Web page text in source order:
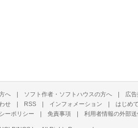
へ | ソフト作者・ソフトハウスの方へ | 広
せ | RSS | インフォメーション | はじめ
ーポリシー | 免責事項 | 利用者情報の外部